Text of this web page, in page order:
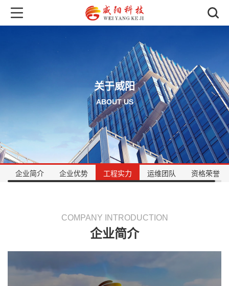
关于威阳
ABOUT US
企业简介 企业优势 工程实力 运维团队 资格荣誉
COMPANY INTRODUCTION
企业简介